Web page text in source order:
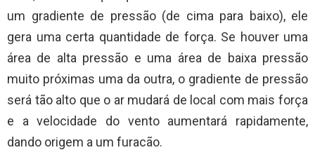
um gradiente de pressão (de cima para baixo), ele
gera uma certa quantidade de força. Se houver uma
área de alta pressão e uma área de baixa pressão
muito próximas uma da outra, o gradiente de pressão
será tão alto que o ar mudará de local com mais força
e a velocidade do vento aumentará rapidamente,
dando origem a um furacão.